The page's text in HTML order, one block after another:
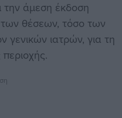
την άμεση έκδοση
θέσεων, τόσο των
γενικών ιατρών, για τη